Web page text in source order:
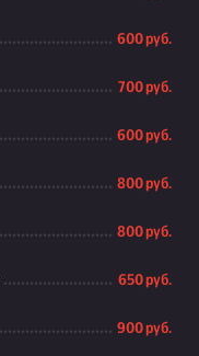
600 руб.
700 руб.
600 руб.
800 руб.
800 руб.
650 руб.
900 руб.